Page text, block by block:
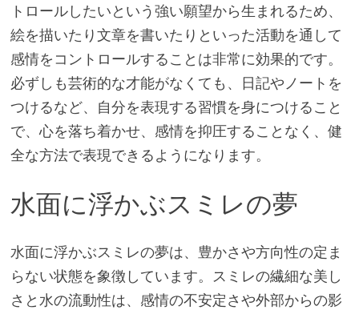
トロールしたいという強い願望から生まれるため、
絵を描いたり文章を書いたりといった活動を通して
感情をコントロールすることは非常に効果的です。
必ずしも芸術的な才能がなくても、日記やノートを
つけるなど、自分を表現する習慣を身につけること
で、心を落ち着かせ、感情を抑圧することなく、健
全な方法で表現できるようになります。
水面に浮かぶスミレの夢
水面に浮かぶスミレの夢は、豊かさや方向性の定ま
らない状態を象徴しています。スミレの繊細な美し
さと水の流動性は、感情の不安定さや外部からの影